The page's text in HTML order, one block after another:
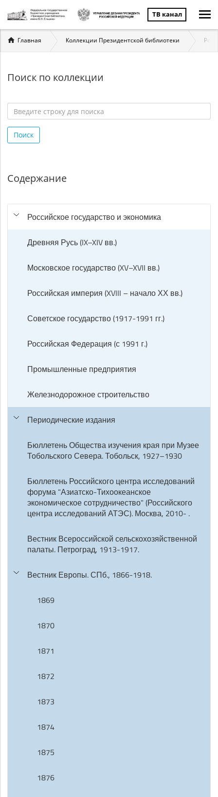
ТВ канал
Вы
здесь
Главная Коллекции Президентской библиотеки
Поиск по коллекции
строку
для
Поиск
Содержание
Российское государство и экономика
Древняя Русь (IX–XIV вв.)
Московское государство (XV–XVII вв.)
Российская империя (XVIII – начало ХХ вв.)
Советское государство (1917-1991 гг.)
Российская Федерация (с 1991 г.)
Промышленные предприятия
Железнодорожное строительство
Периодические издания
Бюллетень Общества изучения края при Музее
Тобольского Севера. Тобольск, 1927–1930
Бюллетень Российского центра исследований
форума "Азиатско-Тихоокеанское
экономическое сотрудничество" (Российского
центра исследований АТЭС). Москва, 2010- .
Вестник Всероссийской сельскохозяйственной
палаты. Петроград, 1913-1917.
Вестник Европы. СПб., 1866-1918.
1869
1870
1871
1872
1873
1874
1875
1876